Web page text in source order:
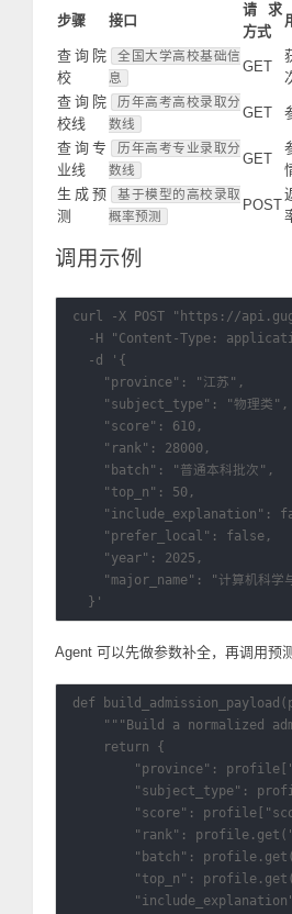
步骤 接口
请求
方式
查询院
校
全国大学高校基础信
息
GET
查询院
校线
历年高考高校录取分
数线
GET
查询专
业线
历年高考专业录取分
数线
GET
生成预
测
基于模型的高校录取
概率预测
POST
调用示例
curl -X POST "https://
-H "Content-Type:
  -d '{
    "province": "江苏",
    "subject_type": "物理类",
    "score": 610,
    "rank": 28000,
    "batch": "普通本科批次",
    "top_n": 50,
"include_explanation":
    "prefer_local": false,
    "year": 2025,
"major_name": "计算机科学
Agent 可以先做参数补全，再调用预测
def
"""Build a normalized
    return {
"province":
"subject_type":
"score":
"rank":
"batch":
"top_n":